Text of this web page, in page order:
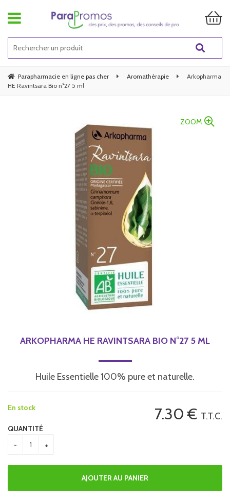
Parapharmacie en ligne pas cher Aromathérapie
Arkopharma
HE Ravintsara Bio n°27 5 ml
ZOOM
ARKOPHARMA HE RAVINTSARA BIO N°27 5 ML
Huile Essentielle 100% pure et naturelle.
7.30€ T.T.C.
En stock
QUANTITÉ